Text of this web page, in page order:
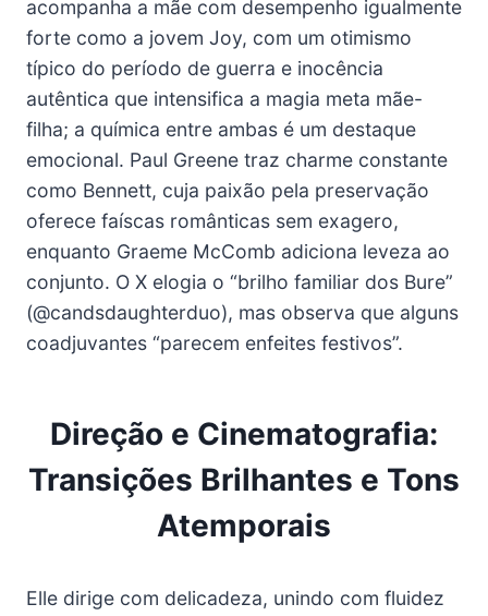
acompanha a mãe com desempenho igualmente
forte como a jovem Joy, com um otimismo
típico do período de guerra e inocência
autêntica que intensifica a magia meta mãe-
filha; a química entre ambas é um destaque
emocional. Paul Greene traz charme constante
como Bennett, cuja paixão pela preservação
oferece faíscas românticas sem exagero,
enquanto Graeme McComb adiciona leveza ao
conjunto. O X elogia o “brilho familiar dos Bure”
(@candsdaughterduo), mas observa que alguns
coadjuvantes “parecem enfeites festivos”.
Direção e Cinematografia:
Transições Brilhantes e Tons
Atemporais
Elle dirige com delicadeza, unindo com fluidez